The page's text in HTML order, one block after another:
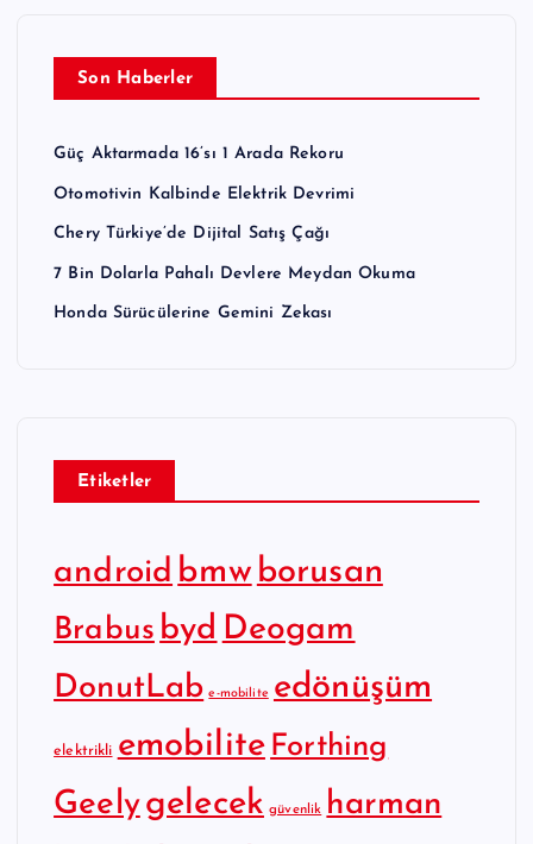
Son Haberler
Güç Aktarmada 16’sı 1 Arada Rekoru
Otomotivin Kalbinde Elektrik Devrimi
Chery Türkiye’de Dijital Satış Çağı
7 Bin Dolarla Pahalı Devlere Meydan Okuma
Honda Sürücülerine Gemini Zekası
Etiketler
android bmw borusan
Brabus byd Deogam
DonutLab e-mobilite edönüşüm
elektrikli emobilite Forthing
Geelygelecek güvenlik harman